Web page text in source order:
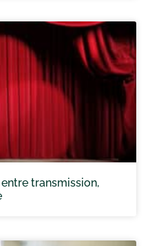
transmission,